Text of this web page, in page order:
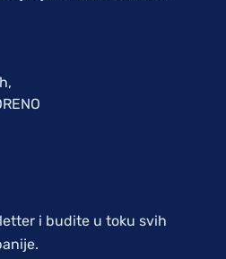
i budite u toku svih